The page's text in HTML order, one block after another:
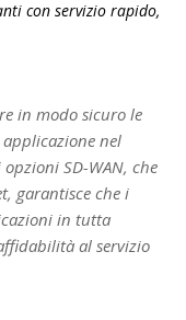
con servizio rapido,
in modo sicuro le
nel
SD-WAN, che
garantisce che i
in tutta
al servizio